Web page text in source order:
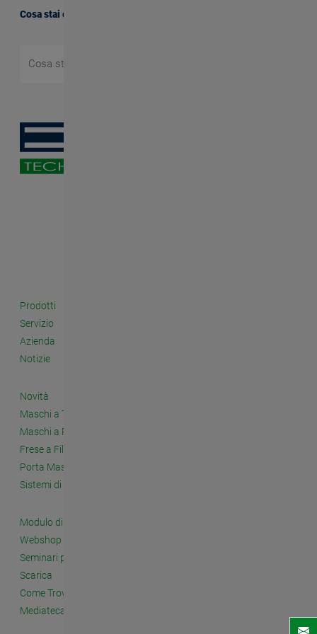
Cosa stai cercando?
Prodotti
Servizio
Azienda
Notizie
Novità
Maschi a Taglio
Maschi a Rullare
Frese a Filettare
Porta Maschi e Accessori
Sistemi di Filettatura a Fissaggio Meccanico
Modulo di Contatto
Webshop
Seminari per i Clienti
Scarica
Come Trovarci
Mediateca